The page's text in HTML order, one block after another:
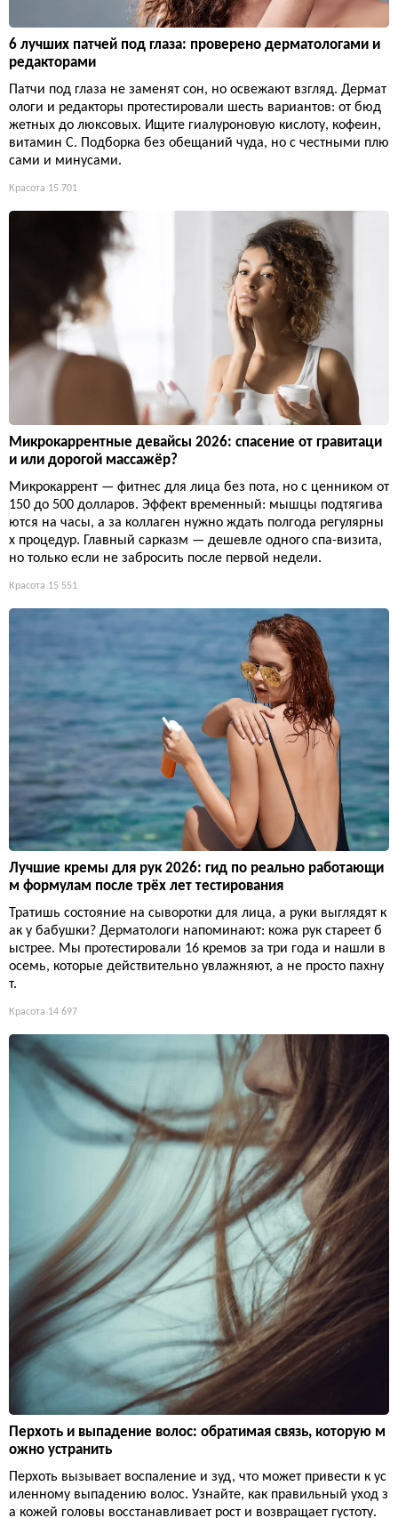
6 лучших патчей под глаза: проверено дерматологами и
редакторами
Патчи под глаза не заменят сон, но освежают взгляд. Дермат
ологи и редакторы протестировали шесть вариантов: от бюд
жетных до люксовых. Ищите гиалуроновую кислоту, кофеин,
витамин С. Подборка без обещаний чуда, но с честными плю
сами и минусами.
Красота 15 701
Микрокаррентные девайсы 2026: спасение от гравитаци
и или дорогой массажёр?
Микрокаррент — фитнес для лица без пота, но с ценником от
150 до 500 долларов. Эффект временный: мышцы подтягива
ются на часы, а за коллаген нужно ждать полгода регулярны
х процедур. Главный сарказм — дешевле одного спа-визита,
но только если не забросить после первой недели.
Красота 15 551
Лучшие кремы для рук 2026: гид по реально работающи
м формулам после трёх лет тестирования
Тратишь состояние на сыворотки для лица, а руки выглядят к
ак у бабушки? Дерматологи напоминают: кожа рук стареет б
ыстрее. Мы протестировали 16 кремов за три года и нашли в
осемь, которые действительно увлажняют, а не просто пахну
т.
Красота 14 697
Перхоть и выпадение волос: обратимая связь, которую м
ожно устранить
Перхоть вызывает воспаление и зуд, что может привести к ус
иленному выпадению волос. Узнайте, как правильный уход з
а кожей головы восстанавливает рост и возвращает густоту.